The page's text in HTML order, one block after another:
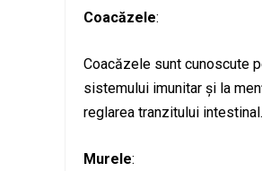
Coacăzele:
Coacăzele sunt cunoscute
sistemului imunitar și la
reglarea tranzitului intestinal.
Murele: